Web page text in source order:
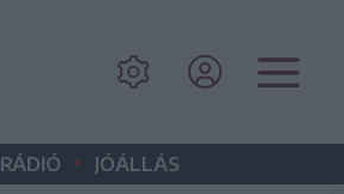
RÁDIÓ • JÓÁLLÁS